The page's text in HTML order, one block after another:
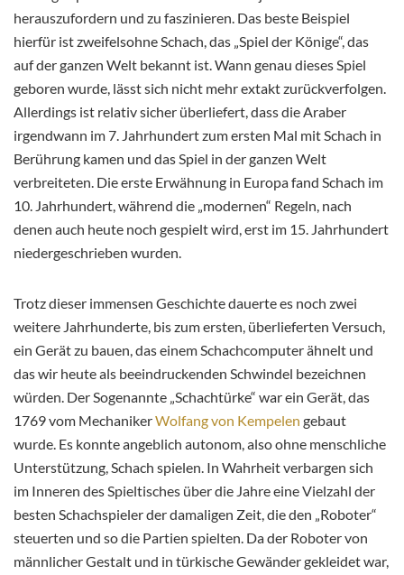
herauszufordern und zu faszinieren. Das beste Beispiel
hierfür ist zweifelsohne Schach, das „Spiel der Könige“, das
auf der ganzen Welt bekannt ist. Wann genau dieses Spiel
geboren wurde, lässt sich nicht mehr extakt zurückverfolgen.
Allerdings ist relativ sicher überliefert, dass die Araber
irgendwann im 7. Jahrhundert zum ersten Mal mit Schach in
Berührung kamen und das Spiel in der ganzen Welt
verbreiteten. Die erste Erwähnung in Europa fand Schach im
10. Jahrhundert, während die „modernen“ Regeln, nach
denen auch heute noch gespielt wird, erst im 15. Jahrhundert
niedergeschrieben wurden.
Trotz dieser immensen Geschichte dauerte es noch zwei
weitere Jahrhunderte, bis zum ersten, überlieferten Versuch,
ein Gerät zu bauen, das einem Schachcomputer ähnelt und
das wir heute als beeindruckenden Schwindel bezeichnen
würden. Der Sogenannte „Schachtürke“ war ein Gerät, das
1769 vom MechanikerWolfang von Kempelen gebaut
wurde. Es konnte angeblich autonom, also ohne menschliche
Unterstützung, Schach spielen. In Wahrheit verbargen sich
im Inneren des Spieltisches über die Jahre eine Vielzahl der
besten Schachspieler der damaligen Zeit, die den „Roboter“
steuerten und so die Partien spielten. Da der Roboter von
männlicher Gestalt und in türkische Gewänder gekleidet war,